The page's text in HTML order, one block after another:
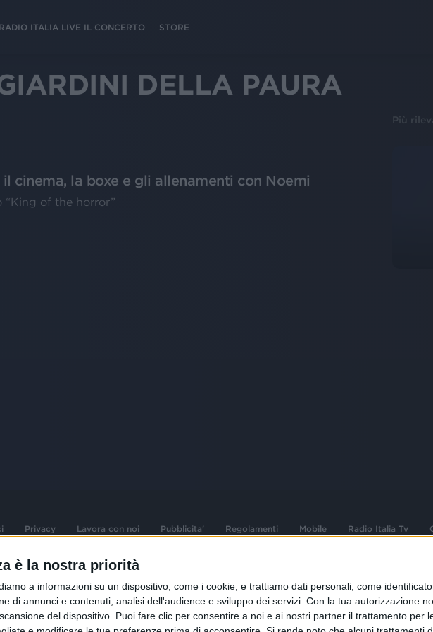
è la nostra priorità
a informazioni su un dispositivo, come i cookie, e trattiamo dati personali, come
di annunci e contenuti, analisi dell'audience e sviluppo dei servizi. Con la tua autorizzazione
del dispositivo. Puoi fare clic per consentire a noi e ai nostri partner il trattamento
RADIO ITALIA LIVE IL CONCERTO STORE
DELLA PAURA
Più
cinema, la boxe e gli allenamenti con Noemi
“King of the horror”
Privacy Lavora con noi Pubblicita' Regolamenti Mobile Radio Italia Tv
i diritti riservati. Per le opere dell'ingegno
dalla normativa dei diritti d'autore e dei diritti
Reg. Imprese Milano - C.F. e n° iscrizione
Sede Amministrativa: Viale Europa 49,
02 25444220
Sede Legale: Via Savona 97, 20144 Milano